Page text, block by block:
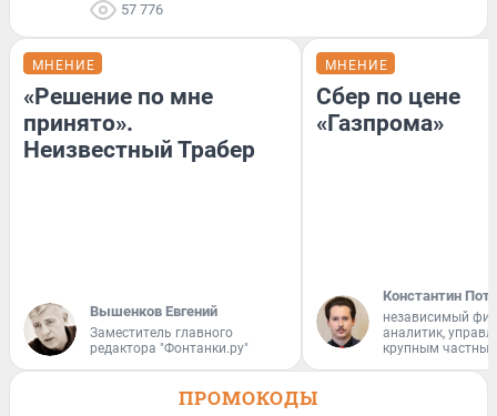
57 776
МНЕНИЕ
«Решение по мне
принято».
Неизвестный Трабер
Вышенков Евгений
Заместитель главного
редактора "Фонтанки.ру"
МНЕНИЕ
Сбер по цене
«Газпрома»
Константин
независимый
аналитик,
крупным
ПРОМОКОДЫ